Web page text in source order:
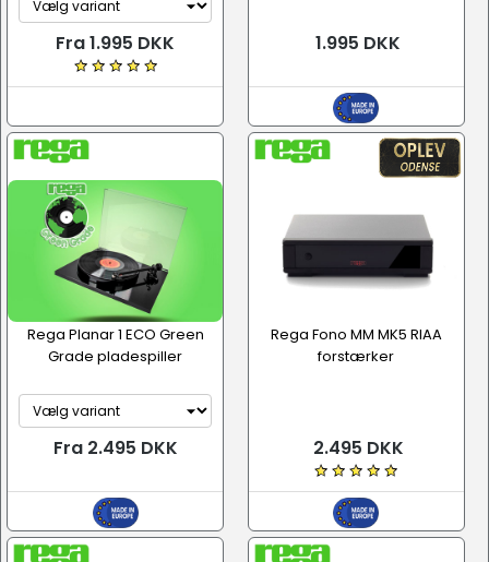
Fra 1.995 DKK 1.995 DKK
Rega Planar 1 ECO Green
Grade pladespiller
Fra 2.495 DKK
Rega Fono MM MK5 RIAA
forstærker
2.495 DKK